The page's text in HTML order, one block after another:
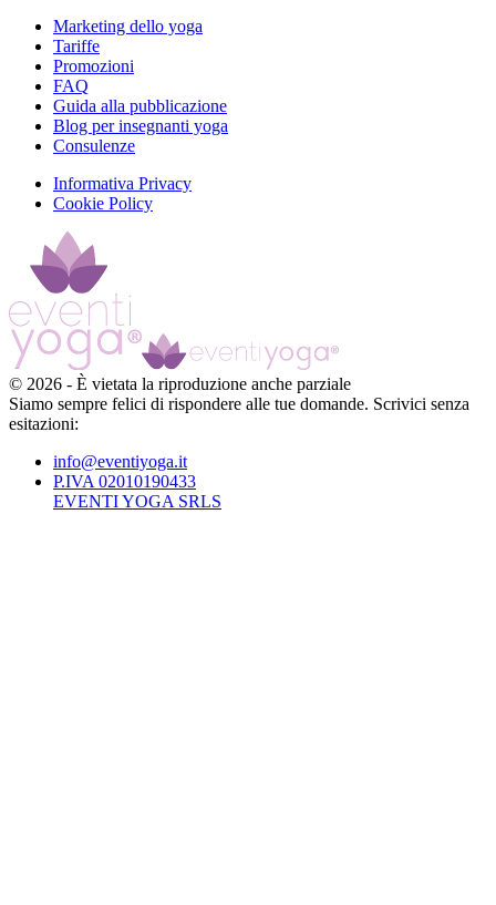
Marketing dello yoga
Tariffe
Promozioni
FAQ
Guida alla pubblicazione
Blog per insegnanti yoga
Consulenze
Informativa Privacy
Cookie Policy
© 2026 - È vietata la riproduzione anche parziale
Siamo sempre felici di rispondere alle tue domande. Scrivici senza
esitazioni:
info@eventiyoga.it
P.IVA 02010190433
EVENTI YOGA SRLS